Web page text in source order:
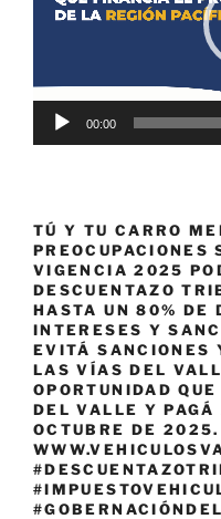
00:00
TÚ Y TU CARRO
VIGENCIA 2025
DESCUENTAZO
HASTA UN 80% DE
INTERESES Y
EVITÁ SANCIONES
LAS VÍAS DEL
OPORTUNIDAD
DEL VALLE Y
OCTUBRE DE